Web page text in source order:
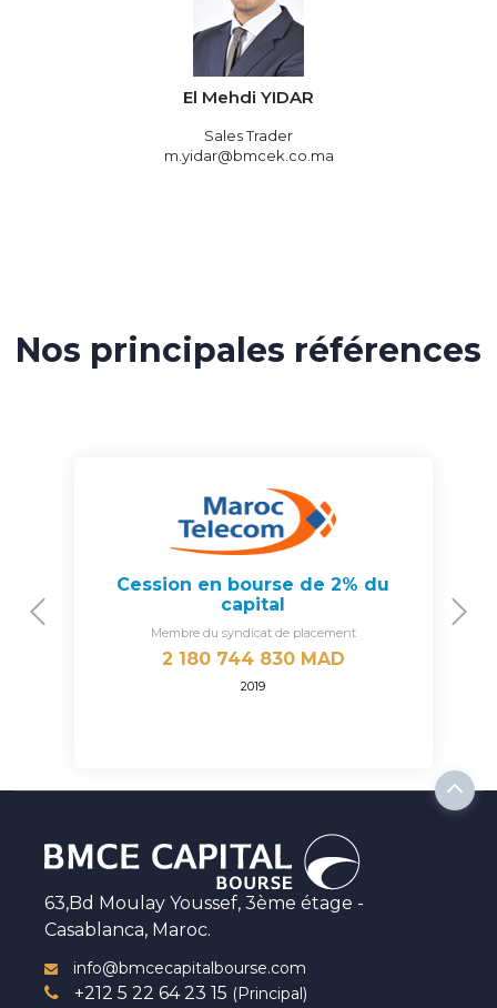
El Mehdi YIDAR
Sales Trader
m.yidar@bmcek.co.ma
Nos principales références
Cession en bourse de 2% du
capital
Membre du syndicat de placement
2 180 744 830 MAD
2019
Previous
63,Bd Moulay Youssef, 3ème étage -
Casablanca, Maroc.
info@bmcecapitalbourse.com
+212 5 22 64 23 15 (Principal)